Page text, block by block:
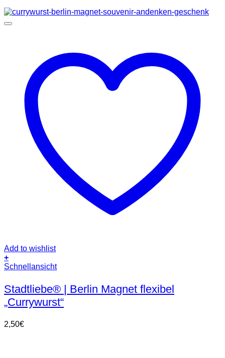
Add to wishlist
+
Schnellansicht
Stadtliebe® | Berlin Magnet flexibel
„Currywurst“
2,50€